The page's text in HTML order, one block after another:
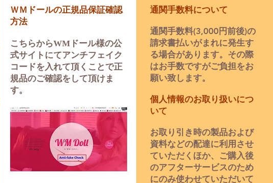
ＷＭドールの正規品保証確認
方法
こちらからWMドール様の公
式サイトにてアンチフェイク
コードを入れて頂くことで正
規品のご確認をして頂けま
す。
通関手数料について
通関手数料(3,000円前後)の
請求書払いがまれに発生す
る場合があります。​その際
はお手数ですがご負担をお
願い致します。
個人情報のお取り扱いにつ
いて
お取り引き時の製品および
資料などの配達に利用させ
ていただく ほか、ご購入後
のアフターサービスのため
にのみ使わせていただいて